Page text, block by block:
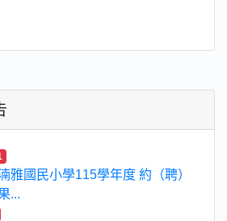
雅國民小學115學年度 約（聘）
...